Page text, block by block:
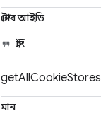
স্টোর আইডি
স্ট্রিং
মান